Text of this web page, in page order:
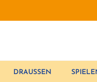
DRAUSSEN